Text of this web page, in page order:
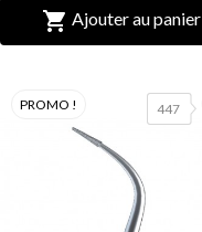
 Ajouter au panier
447
PROMO !